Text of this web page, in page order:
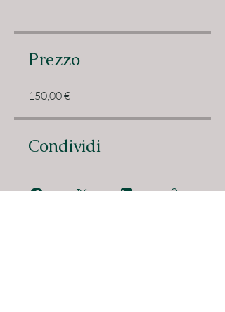
Prezzo
150,00 €
Condividi